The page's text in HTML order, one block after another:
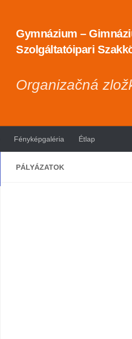
Gymnázium –
Szolgáltatóipari
Organizačná
Fényképgaléria Étlap
PÁLYÁZATOK